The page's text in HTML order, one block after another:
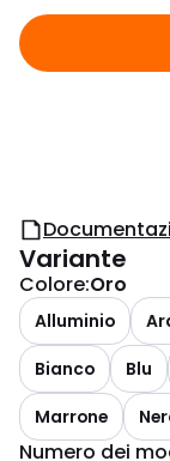
Variante
Colore:Oro
Alluminio
Bianco
Blu
Marrone
Numero dei